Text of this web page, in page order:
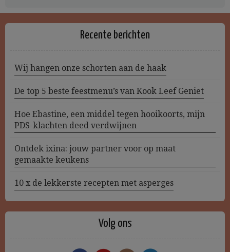
Recente berichten
Wij hangen onze schorten aan de haak
De top 5 beste feestmenu’s van Kook Leef Geniet
Hoe Ebastine, een middel tegen hooikoorts, mijn
PDS-klachten deed verdwijnen
Ontdek ixina: jouw partner voor op maat
gemaakte keukens
10 x de lekkerste recepten met asperges
Volg ons